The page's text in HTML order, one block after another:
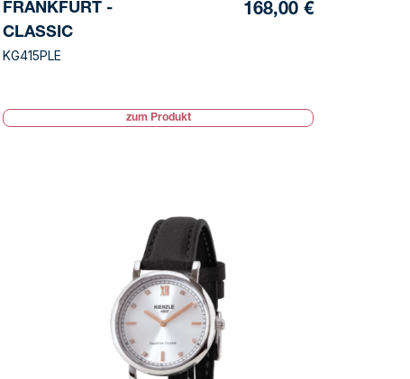
FRANKFURT -
CLASSIC
KG415PLE
168,00 €
zum Produkt